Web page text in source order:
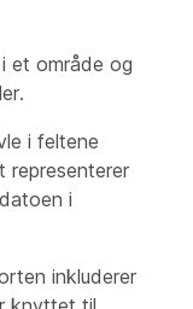
et område og
i feltene
representerer
i
inkluderer